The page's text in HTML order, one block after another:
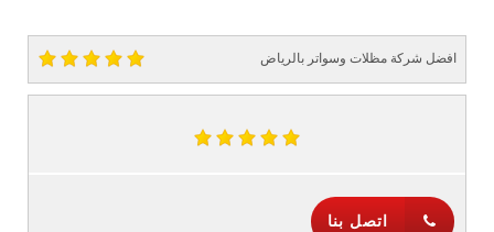
افضل شركة مظلات وسواتر بالرياض
اتصل بنا